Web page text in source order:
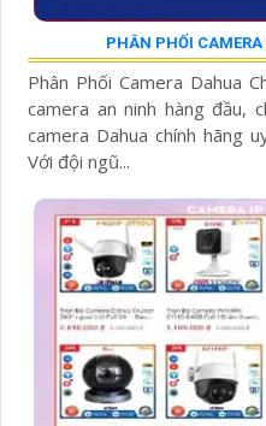
PHÂN PHỐI
Phân Phối Camera Dahua
camera an ninh hàng đầu,
camera Dahua chính hãng
Với đội ngũ...